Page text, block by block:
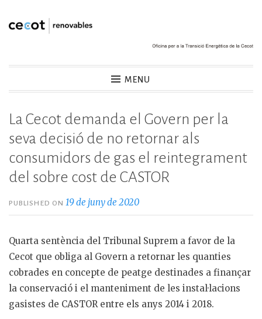
Skip
Cecot Renovables
MENU
La Cecot demanda el Govern per la
seva decisió de no retornar als
consumidors de gas el reintegrament
del sobre cost de CASTOR
PUBLISHED ON19 de juny de 2020
Quarta sentència del Tribunal Suprem a favor de la
Cecot que obliga al Govern a retornar les quanties
cobrades en concepte de peatge destinades a finançar
la conservació i el manteniment de les instal·lacions
gasistes de CASTOR entre els anys 2014 i 2018.